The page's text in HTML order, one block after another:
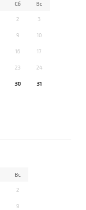
Сб Вс
2 3
9 10
16 17
23 24
30 31
Вс
2
9